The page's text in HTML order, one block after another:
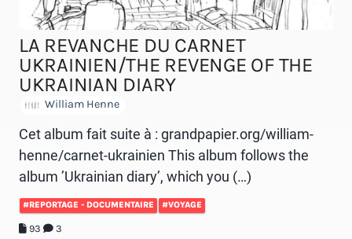
LA REVANCHE DU CARNET
UKRAINIEN/THE REVENGE OF THE
UKRAINIAN DIARY
William Henne
Cet album fait suite à : grandpapier.org/william-
henne/carnet-ukrainien This album follows the
album ’Ukrainian diary’, which you (…)
#REPORTAGE - DOCUMENTAIRE #VOYAGE
93 3